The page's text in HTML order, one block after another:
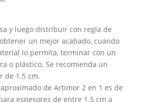
y luego distribuir con regla de
un mejor acabado, cuando
lo permita, terminar con un
o plástico. Se recomienda un
de 1.5 cm.
de Artimor 2 en 1 es de
espesores de entre 1.5 cm a